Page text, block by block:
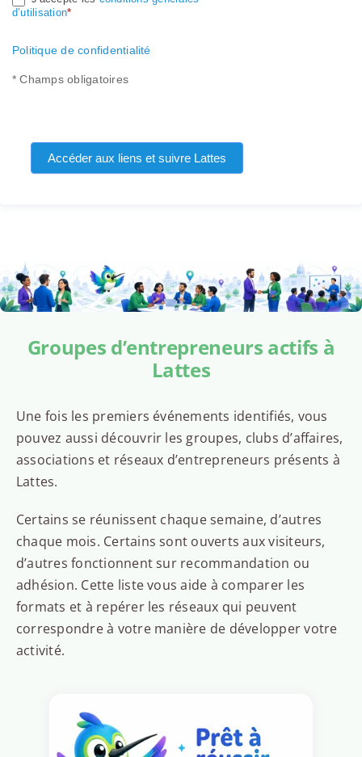
d’utilisation*
Politique de confidentialité
* Champs obligatoires
Accéder aux liens et suivre Lattes
Groupes d’entrepreneurs actifs à
Lattes
Une fois les premiers événements identifiés, vous
pouvez aussi découvrir les groupes, clubs d’affaires,
associations et réseaux d’entrepreneurs présents à
Lattes.
Certains se réunissent chaque semaine, d’autres
chaque mois. Certains sont ouverts aux visiteurs,
d’autres fonctionnent sur recommandation ou
adhésion. Cette liste vous aide à comparer les
formats et à repérer les réseaux qui peuvent
correspondre à votre manière de développer votre
activité.